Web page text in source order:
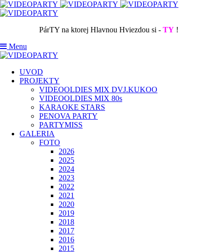
PárTY na ktorej Hlavnou Hviezdou si - TY !
Menu
UVOD
PROJEKTY
VIDEOOLDIES MIX DVJ.KUKOO
VIDEOOLDIES MIX 80s
KARAOKE STARS
PENOVA PARTY
PARTYMISS
GALERIA
FOTO
2026
2025
2024
2023
2022
2021
2020
2019
2018
2017
2016
2015